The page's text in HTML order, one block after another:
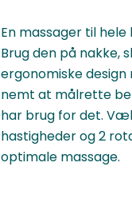
En massager til
Brug den på nakke,
ergonomiske
nemt at målrette
har brug for det.
hastigheder og 2
optimale massage.